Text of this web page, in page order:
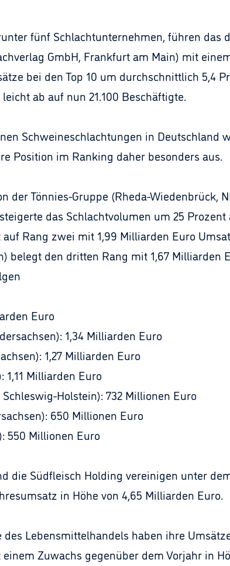
fünf Schlachtunternehmen, führen
GmbH, Frankfurt am Main) mit
bei den Top 10 um durchschnittlich 5,4
ab auf nun 21.100 Beschäftigte.
Schweineschlachtungen in Deutschland
Position im Ranking daher besonders aus.
der Tönnies-Gruppe (Rheda-Wiedenbrück,
das Schlachtvolumen um 25
Rang zwei mit 1,99 Milliarden Euro
belegt den dritten Rang mit 1,67 Milliarden
Euro
1,34 Milliarden Euro
1,27 Milliarden Euro
1,11 Milliarden Euro
Holstein): 732 Millionen Euro
650 Millionen Euro
550 Millionen Euro
die Südfleisch Holding vereinigen unter
in Höhe von 4,65 Milliarden Euro.
Lebensmittelhandels haben ihre
Zuwachs gegenüber dem Vorjahr in